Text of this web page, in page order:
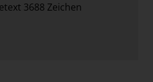
3688 Zeichen